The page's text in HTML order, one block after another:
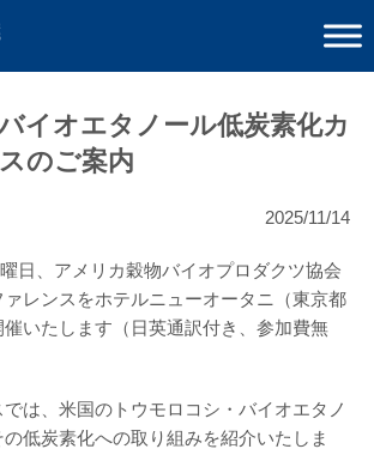
イオエタノール低炭素化カ
のご案内
2025/11/14
日、アメリカ穀物バイオプロダクツ協会
レンスをホテルニューオータニ（東京都
いたします（日英通訳付き、参加費無
は、米国のトウモロコシ・バイオエタノ
低炭素化への取り組みを紹介いたしま